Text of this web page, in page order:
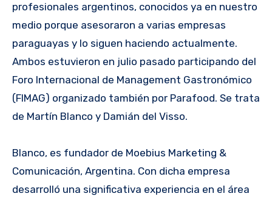
profesionales argentinos, conocidos ya en nuestro
medio porque asesoraron a varias empresas
paraguayas y lo siguen haciendo actualmente.
Ambos estuvieron en julio pasado participando del
Foro Internacional de Management Gastronómico
(FIMAG) organizado también por Parafood. Se trata
de Martín Blanco y Damián del Visso.
Blanco, es fundador de Moebius Marketing &
Comunicación, Argentina. Con dicha empresa
desarrolló una significativa experiencia en el área